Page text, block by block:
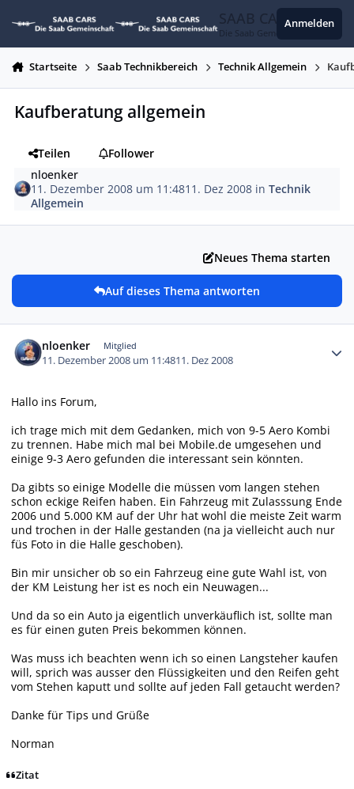
SAAB CARS
Die Saab Gemeinschaft
Anmelden
Startseite Saab Technikbereich Technik Allgemein
Kaufberatung allgemein
Teilen
Follower
nloenker
11. Dezember 2008 um 11:4811. Dez 2008 inTechnik
Allgemein
Neues Thema starten
Auf dieses Thema antworten
nloenker Mitglied
11. Dezember 2008 um 11:4811. Dez 2008
Hallo ins Forum,
ich trage mich mit dem Gedanken, mich von 9-5 Aero Kombi
zu trennen. Habe mich mal bei Mobile.de umgesehen und
einige 9-3 Aero gefunden die interessant sein könnten.
Da gibts so einige Modelle die müssen vom langen stehen
schon eckige Reifen haben. Ein Fahrzeug mit Zulasssung Ende
2006 und 5.000 KM auf der Uhr hat wohl die meiste Zeit warm
und trochen in der Halle gestanden (na ja vielleicht auch nur
füs Foto in die Halle geschoben).
Bin mir unsicher ob so ein Fahrzeug eine gute Wahl ist, von
der KM Leistung her ist es noch ein Neuwagen...
Und da so ein Auto ja eigentlich unverkäuflich ist, sollte man
es für einen guten Preis bekommen können.
Was muss ich beachten wenn ich so einen Langsteher kaufen
will, sprich was ausser den Flüssigkeiten und den Reifen geht
vom Stehen kaputt und sollte auf jeden Fall getaucht werden?
Danke für Tips und Grüße
Norman
Zitat